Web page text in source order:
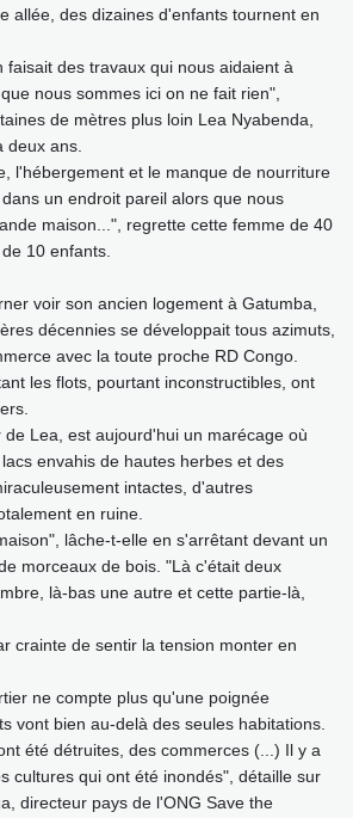
allée, des dizaines d'enfants tournent en
faisait des travaux qui nous aidaient à
nous sommes ici on ne fait rien",
de mètres plus loin Lea Nyabenda,
deux ans.
l'hébergement et le manque de nourriture
un endroit pareil alors que nous
maison...", regrette cette femme de 40
10 enfants.
voir son ancien logement à Gatumba,
décennies se développait tous azimuts,
avec la toute proche RD Congo.
les flots, pourtant inconstructibles, ont
Lea, est aujourd'hui un marécage où
envahis de hautes herbes et des
intactes, d'autres
en ruine.
lâche-t-elle en s'arrêtant devant un
morceaux de bois. "Là c'était deux
là-bas une autre et cette partie-là,
crainte de sentir la tension monter en
ne compte plus qu'une poignée
vont bien au-delà des seules habitations.
été détruites, des commerces (...) Il y a
cultures qui ont été inondés", détaille sur
directeur pays de l'ONG Save the